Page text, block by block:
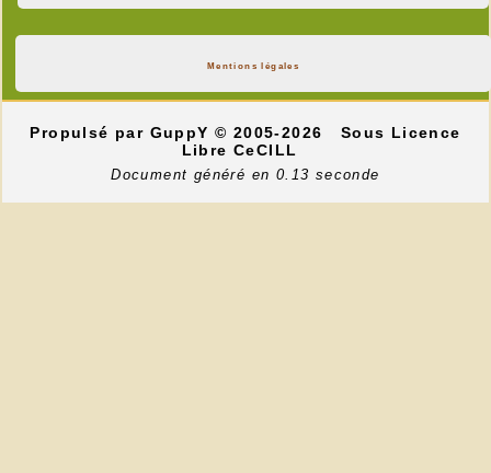
Mentions légales
Propulsé par GuppY© 2005-2026
Sous Licence
Libre CeCILL
Document généré en 0.13 seconde